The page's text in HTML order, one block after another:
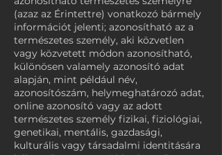
(azaz az Érintettre) vonatkozó bármely
információt jelenti; azonosítható az a
természetes személy, aki közvetlen
vagy közvetett módon azonosítható,
különösen valamely azonosító adat
alapján, mint például név,
azonosítószám, helymeghatározó adat,
online azonosító vagy az adott
természetes személy fizikai, fiziológiai,
genetikai, mentális, gazdasági,
kulturális vagy társadalmi identitására